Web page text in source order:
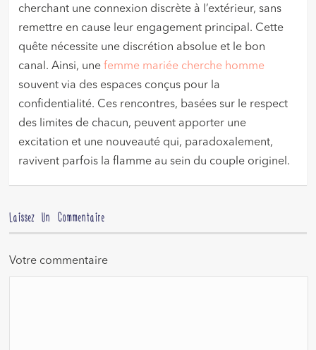
cherchant une connexion discrète à l’extérieur, sans
remettre en cause leur engagement principal. Cette
quête nécessite une discrétion absolue et le bon
canal. Ainsi, unefemme mariée cherche homme
souvent via des espaces conçus pour la
confidentialité. Ces rencontres, basées sur le respect
des limites de chacun, peuvent apporter une
excitation et une nouveauté qui, paradoxalement,
ravivent parfois la flamme au sein du couple originel.
Laissez Un Commentaire
Votre commentaire